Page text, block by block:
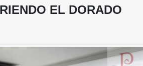
EL DORADO